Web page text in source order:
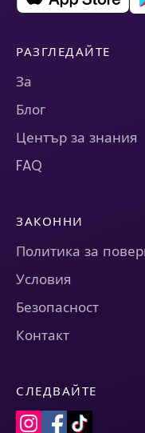
РАЗГЛЕДАЙТЕ
За
Блог
Център за знания
FAQ
ЗАКОННИ
Политика за
Условия
Безопасност
Контакт
СЛЕДВАЙТЕ